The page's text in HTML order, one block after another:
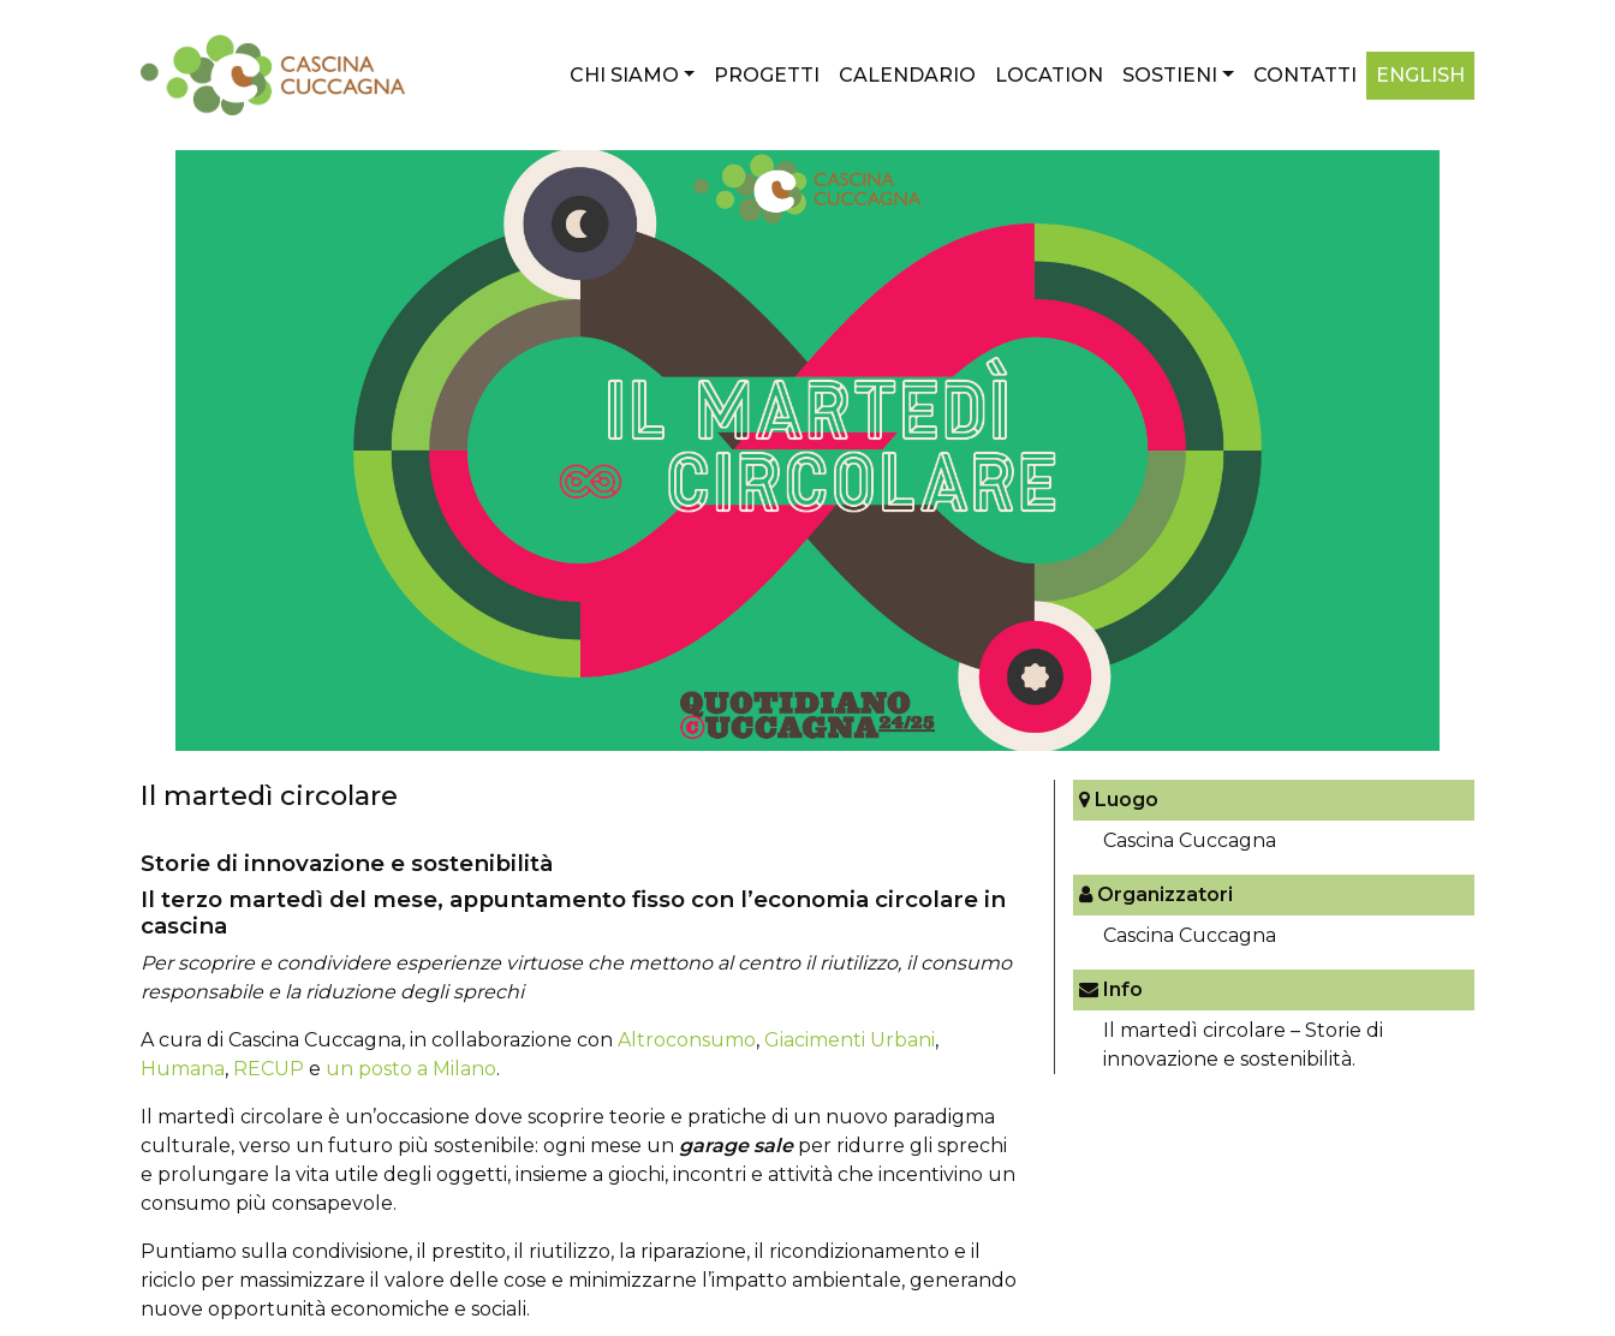
CHI SIAMO PROGETTI CALENDARIO LOCATION SOSTIENI CONTATTI ENGLISH
Il martedì circolare
Storie di innovazione e sostenibilità
Il terzo martedì del mese, appuntamento fisso con l’economia circolare in
cascina
Per scoprire e condividere esperienze virtuose che mettono al centro il riutilizzo, il consumo
responsabile e la riduzione degli sprechi
A cura di Cascina Cuccagna, in collaborazione con Altroconsumo, Giacimenti Urbani,
Humana, RECUP e un posto a Milano.
Il martedì circolare è un’occasione dove scoprire teorie e pratiche di un nuovo paradigma
culturale, verso un futuro più sostenibile: ogni mese un garage saleper ridurre gli sprechi
e prolungare la vita utile degli oggetti, insieme a giochi, incontri e attività che incentivino un
consumo più consapevole.
Puntiamo sulla condivisione, il prestito, il riutilizzo, la riparazione, il ricondizionamento e il
riciclo per massimizzare il valore delle cose e minimizzarne l’impatto ambientale, generando
nuove opportunità economiche e sociali.
Luogo
Cascina Cuccagna
Organizzatori
Cascina Cuccagna
Info
Il martedì circolare – Storie di
innovazione e sostenibilità.